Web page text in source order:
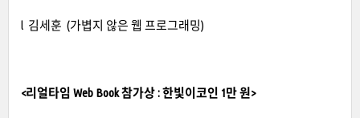
l 김세훈 (가볍지 않은 웹 프로그래밍)
<리얼타임 Web Book 참가상 : 한빛이코인 1만 원>